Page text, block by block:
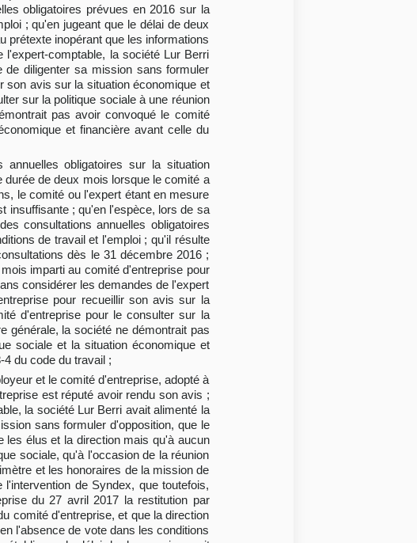
obligatoires prévues en 2016 sur la
; qu'en jugeant que le délai de deux
prétexte inopérant que les informations
comptable, la société Lur Berri
diligenter sa mission sans formuler
son avis sur la situation économique et
sur la politique sociale à une réunion
pas avoir convoqué le comité
et financière avant celle du
obligatoires sur la situation
de deux mois lorsque le comité a
le comité ou l'expert étant en mesure
insuffisante ; qu'en l'espèce, lors de sa
consultations annuelles obligatoires
de travail et l'emploi ; qu'il résulte
dès le 31 décembre 2016 ;
imparti au comité d'entreprise pour
considérer les demandes de l'expert
pour recueillir son avis sur la
d'entreprise pour le consulter sur la
générale, la société ne démontrait pas
sociale et la situation économique et
du code du travail ;
et le comité d'entreprise, adopté à
est réputé avoir rendu son avis ;
la société Lur Berri avait alimenté la
sans formuler d'opposition, que le
les élus et la direction mais qu'à aucun
sociale, qu'à l'occasion de la réunion
et les honoraires de la mission de
de Syndex, que toutefois,
du 27 avril 2017 la restitution par
comité d'entreprise, et que la direction
l'absence de vote dans les conditions